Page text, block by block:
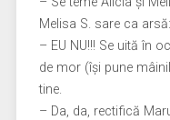
Melisa S. sare ca arsă:
– EU NU!!! Se uită în
de mor (îşi pune
tine.
– Da, da, rectifică